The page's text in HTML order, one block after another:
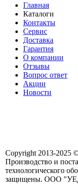
Главная
Каталоги
Контакты
Сервис
Доставка
Гарантия
О компании
Отзывы
Вопрос ответ
Акции
Новости
Copyright 2013-2025
Производство и
технологического
защищены. ООО